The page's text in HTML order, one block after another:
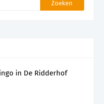
in De Ridderhof